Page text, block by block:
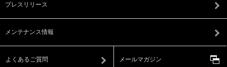
プレスリリース
メンテナンス情報
よくあるご質問 メールマガジン